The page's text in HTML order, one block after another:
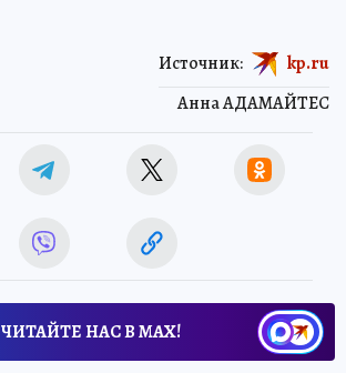
Анна АДАМАЙТЕС
Источник: kp.ru
ЧИТАЙТЕ НАС В МАХ!